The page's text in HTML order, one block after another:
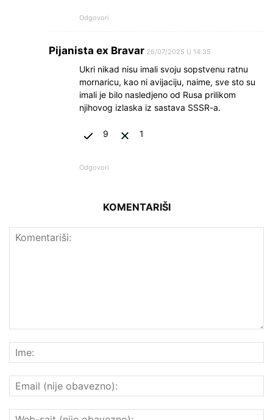
Odgovori
Pijanista ex Bravar 26/07/2025 U 14:35
Ukri nikad nisu imali svoju sopstvenu ratnu
mornaricu, kao ni avijaciju, naime, sve sto su
imali je bilo nasledjeno od Rusa prilikom
njihovog izlaska iz sastava SSSR-a.
9 1
Odgovori
KOMENTARIŠI